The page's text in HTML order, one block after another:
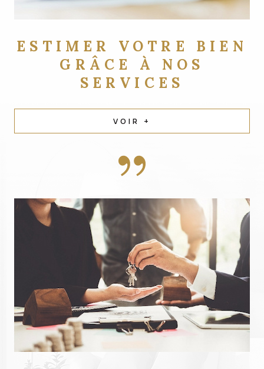
ESTIMER VOTRE BIEN
GRÂCE À NOS
SERVICES
VOIR +